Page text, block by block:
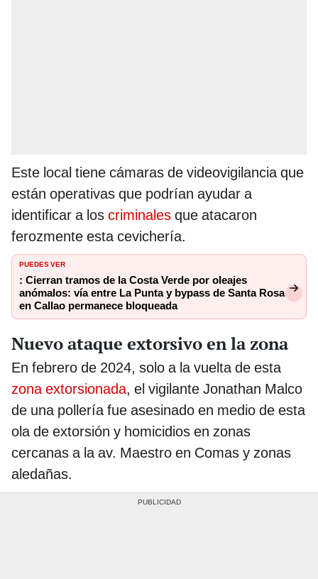
Este local tiene cámaras de videovigilancia que
están operativas que podrían ayudar a
identificar a los criminales que atacaron
ferozmente esta cevichería.
PUEDES VER
: Cierran tramos de la Costa Verde por oleajes
anómalos: vía entre La Punta y bypass de Santa Rosa
en Callao permanece bloqueada
Nuevo ataque extorsivo en la zona
En febrero de 2024, solo a la vuelta de esta
zona extorsionada, el vigilante Jonathan Malco
de una pollería fue asesinado en medio de esta
ola de extorsión y homicidios en zonas
cercanas a la av. Maestro en Comas y zonas
aledañas.